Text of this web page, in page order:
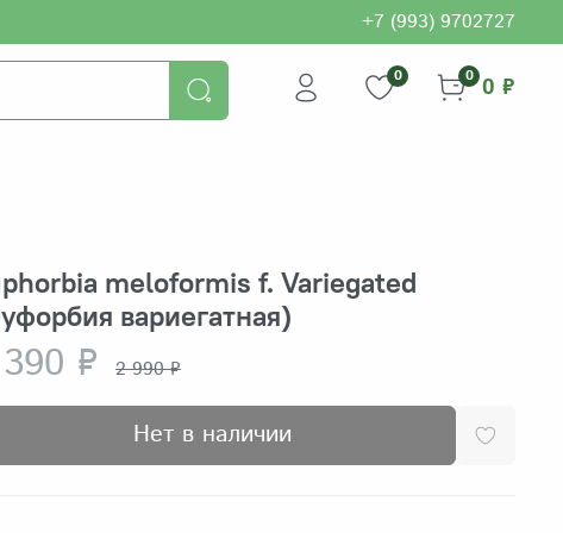
+7 (993) 9702727
0 0 0 ₽
meloformis f. Variegated
вариегатная)
₽ 2 990 ₽
Нет в наличии